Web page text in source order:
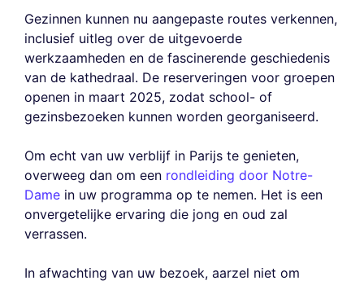
Gezinnen kunnen nu aangepaste routes verkennen,
inclusief uitleg over de uitgevoerde
werkzaamheden en de fascinerende geschiedenis
van de kathedraal. De reserveringen voor groepen
openen in maart 2025, zodat school- of
gezinsbezoeken kunnen worden georganiseerd.
Om echt van uw verblijf in Parijs te genieten,
overweeg dan om een rondleiding door Notre-
Dame in uw programma op te nemen. Het is een
onvergetelijke ervaring die jong en oud zal
verrassen.
In afwachting van uw bezoek, aarzel niet om